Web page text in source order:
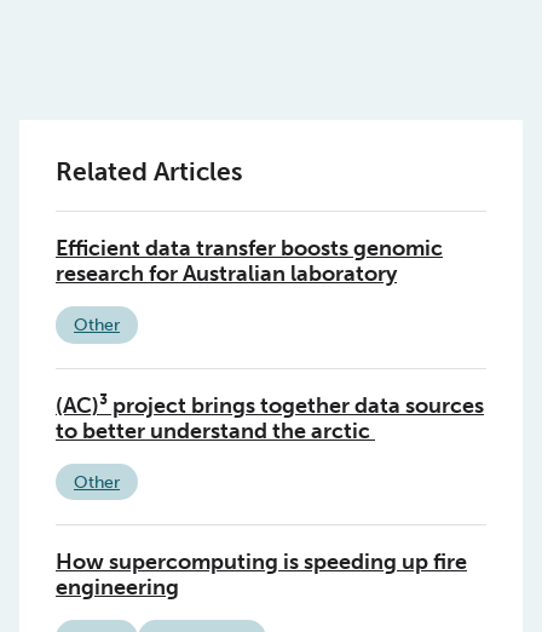
Related Articles
Efficient data transfer boosts genomic
research for Australian laboratory
Other
(AC)³ project brings together data sources
to better understand the arctic
Other
How supercomputing is speeding up fire
engineering